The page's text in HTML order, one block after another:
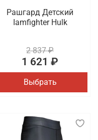
Рашгард Детский
Iamfighter Hulk
2 837 ₽
1 621 ₽
Выбрать